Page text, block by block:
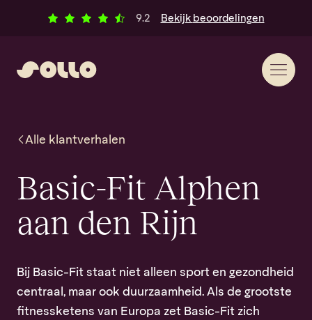
Klantbeoordelingen
9.2 Bekijk alle
beoordelingen
Alle klantverhalen
Basic-Fit Alphen
aan den Rijn
Bij Basic-Fit staat niet alleen sport en gezondheid
centraal, maar ook duurzaamheid. Als de grootste
fitnessketens van Europa zet Basic-Fit zich